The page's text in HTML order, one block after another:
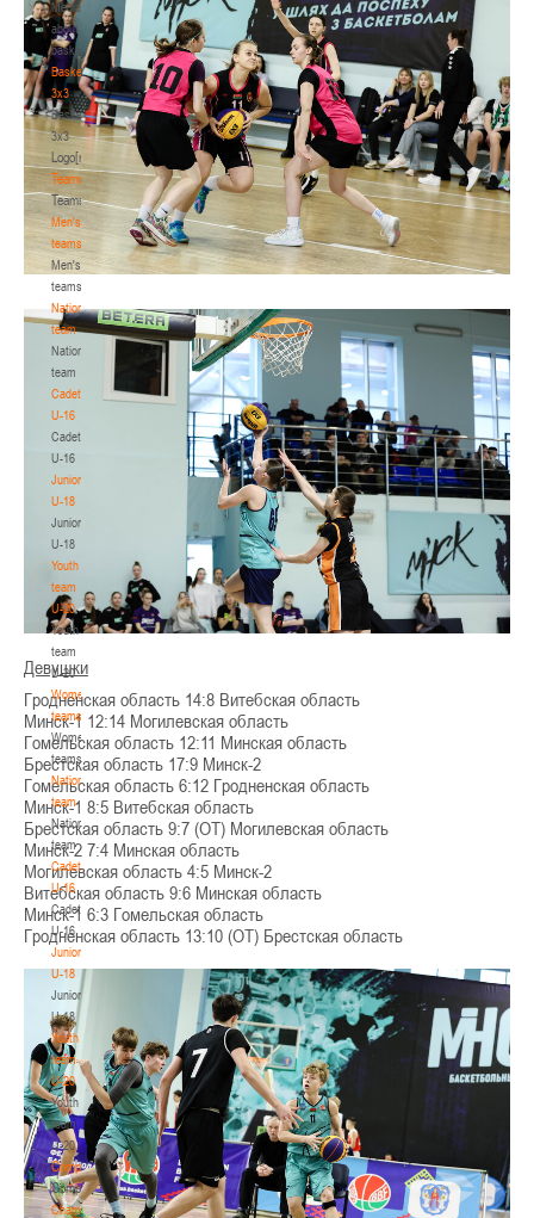
Media
about
basketball
Basketball
3x3
Basketball
3x3
Logo[modid=121]
Teams
Teams
Men's
teams
Men's
teams
National
team
National
team
Cadets
U-16
Cadets
U-16
Juniors
U-18
Juniors
U-18
Youth
team
U-20
Youth
team
U-20
Women's
teams
Women's
teams
National
team
National
team
Cadets
U-16
Cadets
U-16
Juniors
U-18
Juniors
U-18
Youth
team
U-20
Youth
team
U-20
Competition
Competition
Championship.
Девушки
Гродненская область 14:8 Витебская область
Минск-1 12:14 Могилевская область
Гомельская область 12:11 Минская область
Брестская область 17:9 Минск-2
Гомельская область 6:12 Гродненская область
Минск-1 8:5 Витебская область
Брестская область 9:7 (ОТ) Могилевская область
Минск-2 7:4 Минская область
Могилевская область 4:5 Минск-2
Витебская область 9:6 Минская область
Минск-1 6:3 Гомельская область
Гродненская область 13:10 (ОТ) Брестская область